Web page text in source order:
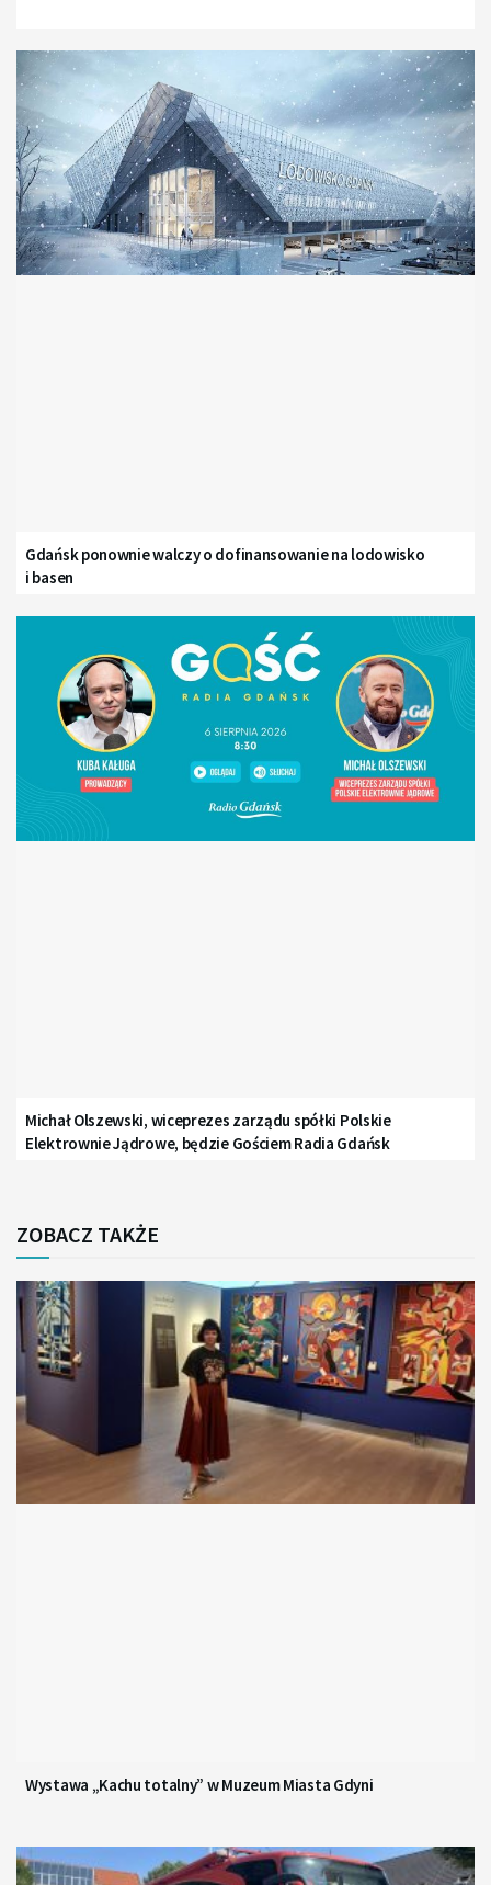
Gdańsk ponownie walczy o dofinansowanie na lodowisko
i basen
Michał Olszewski, wiceprezes zarządu spółki Polskie
Elektrownie Jądrowe, będzie Gościem Radia Gdańsk
ZOBACZ TAKŻE
Wystawa „Kachu totalny” w Muzeum Miasta Gdyni